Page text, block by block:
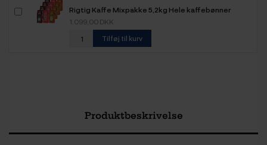
Rigtig Kaffe Mixpakke 5,2kg Hele kaffebønner
1.099,00 DKK
Tilføj til kurv
Produktbeskrivelse